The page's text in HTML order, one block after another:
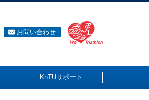
お問い合わせ
KnTUリポート